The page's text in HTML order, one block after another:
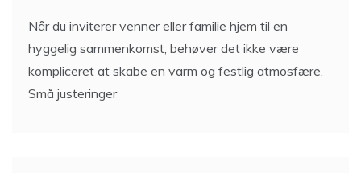
Når du inviterer venner eller familie hjem til en
hyggelig sammenkomst, behøver det ikke være
kompliceret at skabe en varm og festlig atmosfære.
Små justeringer